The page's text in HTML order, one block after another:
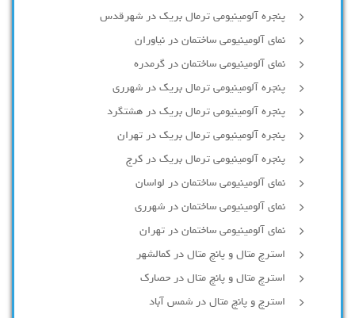
پنجره آلومینیومی ترمال بریک در شهرقدس
نمای آلومینیومی ساختمان در نیاوران
نمای آلومینیومی ساختمان در گرمدره
پنجره آلومینیومی ترمال بریک در شهرری
پنجره آلومینیومی ترمال بریک در هشتگرد
پنجره آلومینیومی ترمال بریک در تهران
پنجره آلومینیومی ترمال بریک در کرج
نمای آلومینیومی ساختمان در لواسان
نمای آلومینیومی ساختمان در شهرری
نمای آلومینیومی ساختمان در تهران
استرچ متال و پانچ متال در کمالشهر
استرچ متال و پانچ متال در حصارك
استرچ و پانچ متال در شمس آباد